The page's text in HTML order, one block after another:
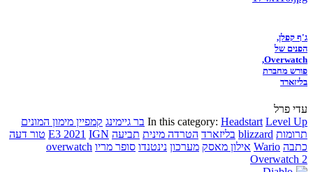
ג'ף קפלן,
הפנים של
Overwatch,
פורש מחברת
בליזארד
עדי פרל
In this category: Headstart Level Up בר גיימינג קמפיין מימון המונים
תרומות blizzard בליזארד הטרדה מינית תביעה E3 2021 IGN
טור דעה
כתבה Wario אילון מאסק מערכון נינטנדו סופר מריו overwatch
Overwatch 2